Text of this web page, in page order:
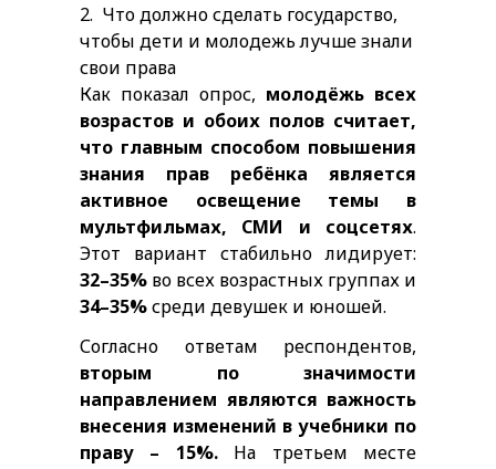
2. Что должно сделать государство,
чтобы дети и молодежь лучше знали
свои права
Как показал опрос, молодёжь всех
возрастов и обоих полов считает,
что главным способом повышения
знания прав ребёнка является
активное освещение темы в
мультфильмах, СМИ и соцсетях.
Этот вариант стабильно лидирует:
32–35% во всех возрастных группах и
34–35%среди девушек и юношей.
Согласно ответам респондентов,
вторым по значимости
направлением являются важность
внесения изменений в учебники по
праву – 15%.На третьем месте